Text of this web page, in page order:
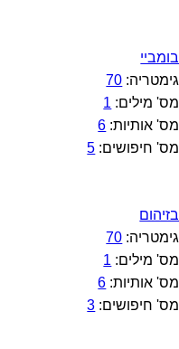
בומביי
גימטריה: 70
מס' מילים: 1
מס' אותיות: 6
מס' חיפושים: 5
בזיהום
גימטריה: 70
מס' מילים: 1
מס' אותיות: 6
מס' חיפושים: 3